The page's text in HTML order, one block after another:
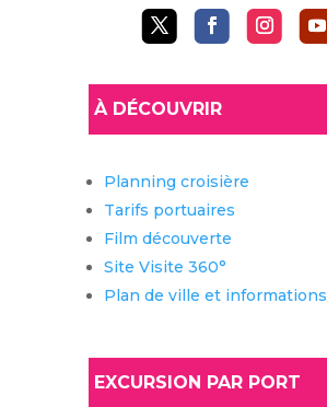
À DÉCOUVRIR
Planning croisière
Tarifs portuaires
Film découverte
Site Visite 360°
Plan de ville et informations
EXCURSION PAR PORT